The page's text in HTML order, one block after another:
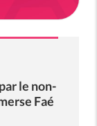
le non-
Faé